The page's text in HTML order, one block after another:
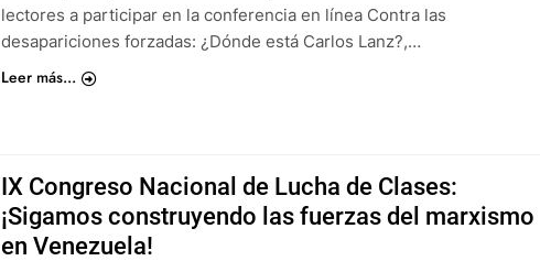
lectores a participar en la conferencia en línea Contra las
desapariciones forzadas: ¿Dónde está Carlos Lanz?,…
Leer más...
IX Congreso Nacional de Lucha de Clases:
¡Sigamos construyendo las fuerzas del marxismo
en Venezuela!